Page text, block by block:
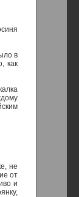
в
как
не
от
и